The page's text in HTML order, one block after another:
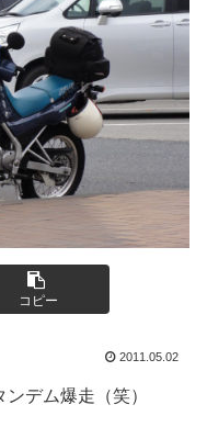
コピー
2011.05.02
デム爆走（笑）